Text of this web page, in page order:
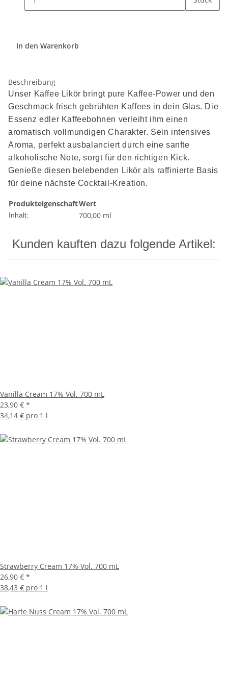
In den Warenkorb
Beschreibung
Unser Kaffee Likör bringt pure Kaffee-Power und den
Geschmack frisch gebrühten Kaffees in dein Glas. Die
Essenz edler Kaffeebohnen verleiht ihm einen
aromatisch vollmundigen Charakter. Sein intensives
Aroma, perfekt ausbalanciert durch eine sanfte
alkoholische Note, sorgt für den richtigen Kick.
Genieße diesen belebenden Likör als raffinierte Basis
für deine nächste Cocktail-Kreation.
ProdukteigenschaftWert
Inhalt: 700,00 ml
Kunden kauften dazu folgende Artikel:
Vanilla Cream 17% Vol. 700 mL
23,90 € *
34,14 € pro 1 l
Strawberry Cream 17% Vol. 700 mL
26,90 € *
38,43 € pro 1 l